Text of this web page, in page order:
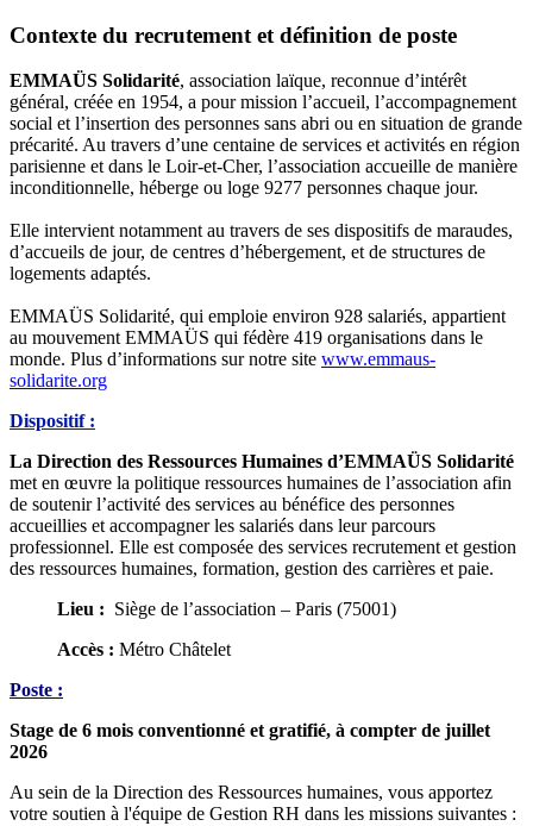
Contexte du recrutement et définition de poste
EMMAÜS Solidarité, association laïque, reconnue d’intérêt
général, créée en 1954, a pour mission l’accueil, l’accompagnement
social et l’insertion des personnes sans abri ou en situation de grande
précarité. Au travers d’une centaine de services et activités en région
parisienne et dans le Loir-et-Cher, l’association accueille de manière
inconditionnelle, héberge ou loge 9277 personnes chaque jour.
Elle intervient notamment au travers de ses dispositifs de maraudes,
d’accueils de jour, de centres d’hébergement, et de structures de
logements adaptés.
EMMAÜS Solidarité, qui emploie environ 928 salariés, appartient
au mouvement EMMAÜS qui fédère 419 organisations dans le
monde. Plus d’informations sur notre site www.emmaus-
solidarite.org
Dispositif :
La Direction des Ressources Humaines d’EMMAÜS Solidarité
met en œuvre la politique ressources humaines de l’association afin
de soutenir l’activité des services au bénéfice des personnes
accueillies et accompagner les salariés dans leur parcours
professionnel. Elle est composée des services recrutement et gestion
des ressources humaines, formation, gestion des carrières et paie.
Lieu : Siège de l’association – Paris (75001)
Accès : Métro Châtelet
Poste :
Stage de 6 mois conventionné et gratifié, à compter de juillet
2026
Au sein de la Direction des Ressources humaines, vous apportez
votre soutien à l'équipe de Gestion RH dans les missions suivantes :